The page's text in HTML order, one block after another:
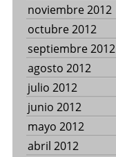
noviembre 2012
octubre 2012
septiembre 2012
agosto 2012
julio 2012
junio 2012
mayo 2012
abril 2012